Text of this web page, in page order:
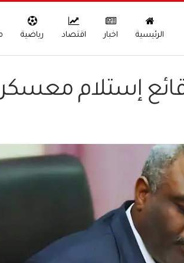
الرئيسية اخبار اقتصاد رياضية
إستلام